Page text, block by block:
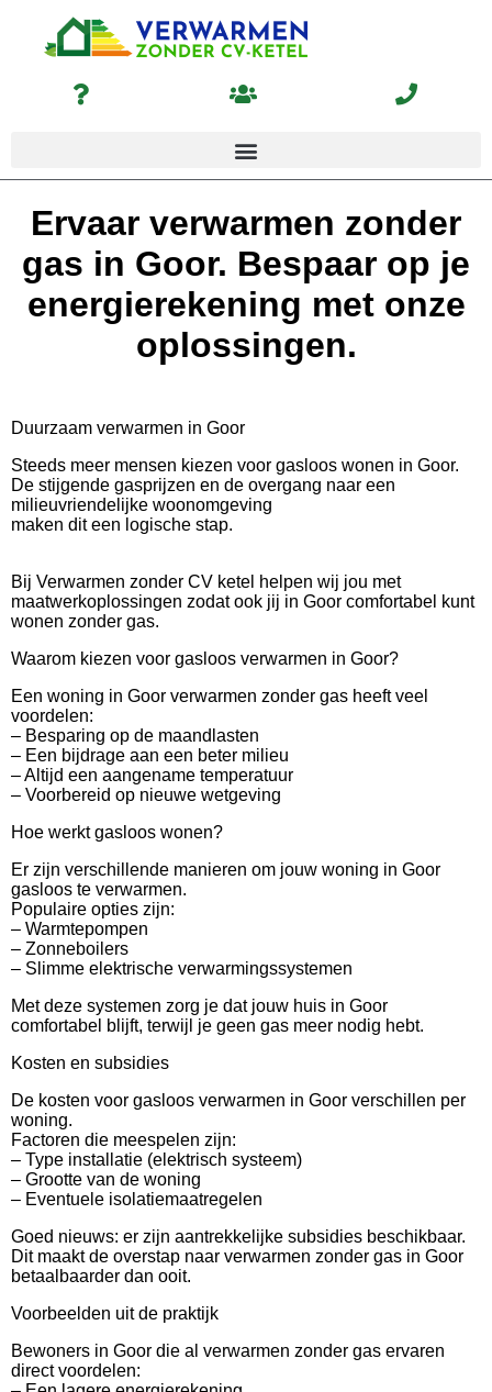
Ervaar verwarmen zonder
gas in Goor. Bespaar op je
energierekening met onze
oplossingen.
Duurzaam verwarmen in Goor
Steeds meer mensen kiezen voor gasloos wonen in Goor.
De stijgende gasprijzen en de overgang naar een
milieuvriendelijke woonomgeving
maken dit een logische stap.
Bij Verwarmen zonder CV ketel helpen wij jou met
maatwerkoplossingen zodat ook jij in Goor comfortabel kunt
wonen zonder gas.
Waarom kiezen voor gasloos verwarmen in Goor?
Een woning in Goor verwarmen zonder gas heeft veel
voordelen:
– Besparing op de maandlasten
– Een bijdrage aan een beter milieu
– Altijd een aangename temperatuur
– Voorbereid op nieuwe wetgeving
Hoe werkt gasloos wonen?
Er zijn verschillende manieren om jouw woning in Goor
gasloos te verwarmen.
Populaire opties zijn:
– Warmtepompen
– Zonneboilers
– Slimme elektrische verwarmingssystemen
Met deze systemen zorg je dat jouw huis in Goor
comfortabel blijft, terwijl je geen gas meer nodig hebt.
Kosten en subsidies
De kosten voor gasloos verwarmen in Goor verschillen per
woning.
Factoren die meespelen zijn:
– Type installatie (elektrisch systeem)
– Grootte van de woning
– Eventuele isolatiemaatregelen
Goed nieuws: er zijn aantrekkelijke subsidies beschikbaar.
Dit maakt de overstap naar verwarmen zonder gas in Goor
betaalbaarder dan ooit.
Voorbeelden uit de praktijk
Bewoners in Goor die al verwarmen zonder gas ervaren
direct voordelen: